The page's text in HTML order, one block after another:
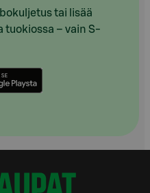
tai lisää
tuokiossa – vain S-